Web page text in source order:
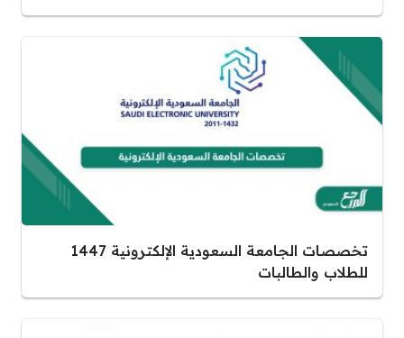
تخصصات الجامعة السعودية الإلكترونية 1447
للطلاب والطالبات